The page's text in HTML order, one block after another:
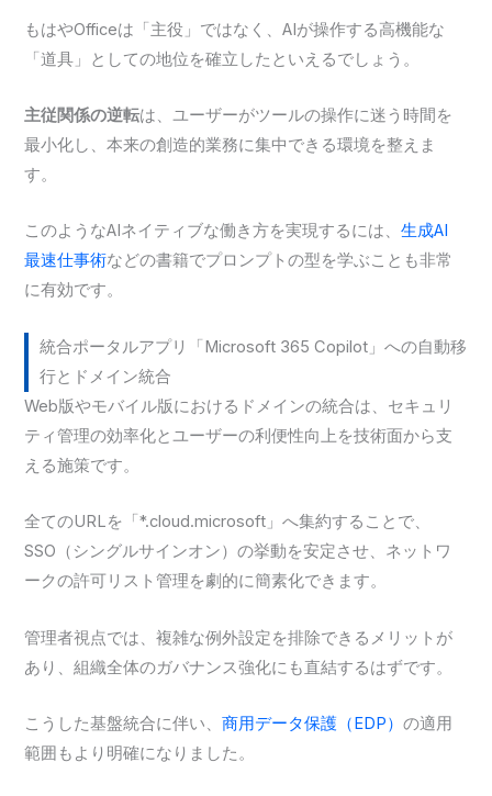
もはやOfficeは「主役」ではなく、AIが操作する高機能な
「道具」としての地位を確立したといえるでしょう。
主従関係の逆転は、ユーザーがツールの操作に迷う時間を
最小化し、本来の創造的業務に集中できる環境を整えま
す。
このようなAIネイティブな働き方を実現するには、生成AI
最速仕事術などの書籍でプロンプトの型を学ぶことも非常
に有効です。
統合ポータルアプリ「Microsoft 365 Copilot」への自動移
行とドメイン統合
Web版やモバイル版におけるドメインの統合は、セキュリ
ティ管理の効率化とユーザーの利便性向上を技術面から支
える施策です。
全てのURLを「*.cloud.microsoft」へ集約することで、
SSO（シングルサインオン）の挙動を安定させ、ネットワ
ークの許可リスト管理を劇的に簡素化できます。
管理者視点では、複雑な例外設定を排除できるメリットが
あり、組織全体のガバナンス強化にも直結するはずです。
こうした基盤統合に伴い、商用データ保護（EDP）の適用
範囲もより明確になりました。